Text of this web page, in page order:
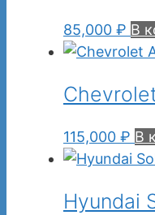
85,000 ₽ В
115,000 ₽ В
Hyundai